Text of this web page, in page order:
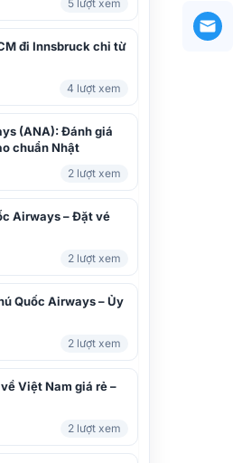
5 lượt xem
đi Innsbruck chỉ từ
4 lượt xem
(ANA): Đánh giá
chuẩn Nhật
2 lượt xem
Airways – Đặt vé
2 lượt xem
Quốc Airways – Ủy
2 lượt xem
Việt Nam giá rẻ –
2 lượt xem